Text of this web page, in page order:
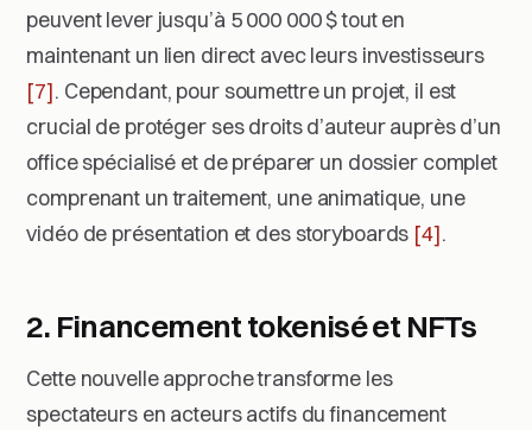
peuvent lever jusqu’à 5 000 000 $ tout en
maintenant un lien direct avec leurs investisseurs
[7]. Cependant, pour soumettre un projet, il est
crucial de protéger ses droits d’auteur auprès d’un
office spécialisé et de préparer un dossier complet
comprenant un traitement, une animatique, une
vidéo de présentation et des storyboards [4].
2. Financement tokenisé et NFTs
Cette nouvelle approche transforme les
spectateurs en acteurs actifs du financement